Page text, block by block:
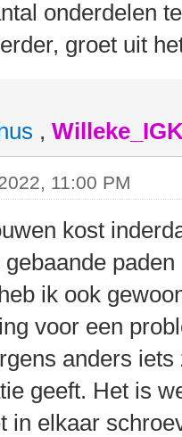
onderdelen
groet uit
,
11:00 PM
kost
gebaande
ik ook
voor een
anders
geeft. Het is
in elkaar